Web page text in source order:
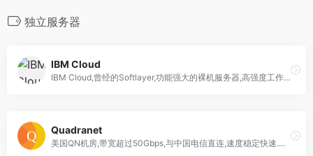
独立服务器
IBM Cloud
IBM Cloud,曾经的Softlayer,功能强大的裸机服务器,高强度工作负载
Quadranet
美国QN机房,带宽超过50Gbps,与中国电信直连,速度稳定快速.是中国访问速度较快的美国机房之一